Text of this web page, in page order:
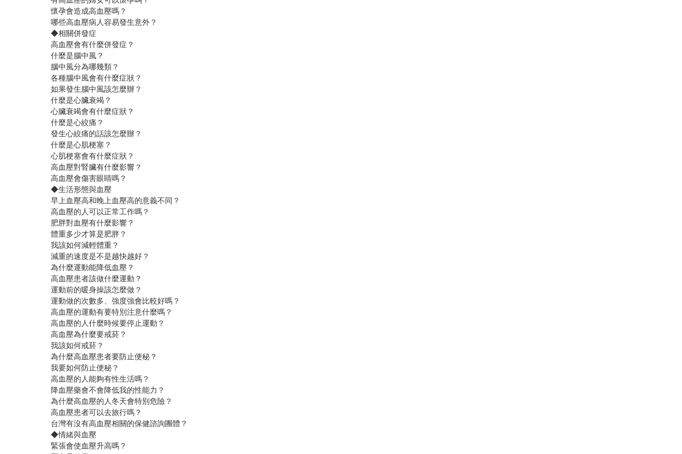
懷孕會造成高血壓嗎？
哪些高血壓病人容易發生意外？
◆相關併發症
高血壓會有什麼併發症？
什麼是腦中風？
腦中風分為哪幾類？
各種腦中風會有什麼症狀？
如果發生腦中風該怎麼辦？
什麼是心臟衰竭？
心臟衰竭會有什麼症狀？
什麼是心絞痛？
發生心絞痛的話該怎麼辦？
什麼是心肌梗塞？
心肌梗塞會有什麼症狀？
高血壓對腎臟有什麼影響？
高血壓會傷害眼睛嗎？
◆生活形態與血壓
早上血壓高和晚上血壓高的意義不同？
高血壓的人可以正常工作嗎？
肥胖對血壓有什麼影響？
體重多少才算是肥胖？
我該如何減輕體重？
減重的速度是不是越快越好？
為什麼運動能降低血壓？
高血壓患者該做什麼運動？
運動前的暖身操該怎麼做？
運動做的次數多、強度強會比較好嗎？
高血壓的運動有要特別注意什麼嗎？
高血壓的人什麼時候要停止運動？
高血壓為什麼要戒菸？
我該如何戒菸？
為什麼高血壓患者要防止便秘？
我要如何防止便秘？
高血壓的人能夠有性生活嗎？
降血壓藥會不會降低我的性能力？
為什麼高血壓的人冬天會特別危險？
高血壓患者可以去旅行嗎？
台灣有沒有高血壓相關的保健諮詢團體？
◆情緒與血壓
緊張會使血壓升高嗎？